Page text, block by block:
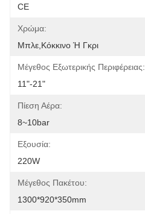
CE
Χρώμα:
Μπλε,κόκκινο Ή Γκρι
Μέγεθος Εξωτερικής Περιφέρειας:
11"-21"
Πίεση Αέρα:
8~10bar
Εξουσία:
220W
Μέγεθος Πακέτου:
1300*920*350mm